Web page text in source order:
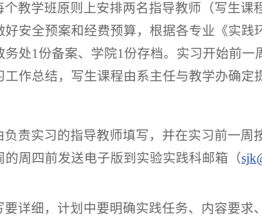
个教学班原则上安排两名指导教师（写生
安全预案和经费预算，根据各专业《实
处1份备案、学院1份存档。实习开始前
作总结，写生课程由系主任与教学办确
责实习的指导教师填写，并在实习前一
周四前发送电子版到实验实践科邮箱（
详细，计划中要明确实践任务、内容要